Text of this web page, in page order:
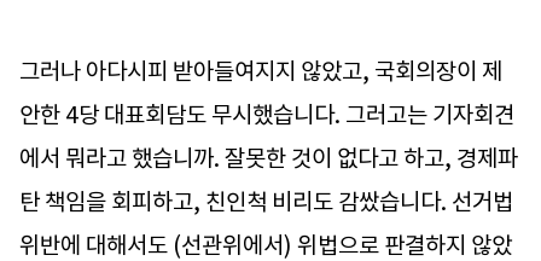
그러나 아다시피 받아들여지지 않았고, 국회의장이 제
안한 4당 대표회담도 무시했습니다. 그러고는 기자회견
에서 뭐라고 했습니까. 잘못한 것이 없다고 하고, 경제파
탄 책임을 회피하고, 친인척 비리도 감쌌습니다. 선거법
위반에 대해서도 (선관위에서) 위법으로 판결하지 않았